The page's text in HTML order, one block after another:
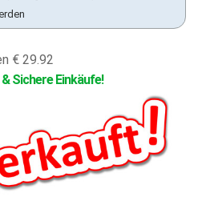
€ 29.92
Sichere Einkäufe!